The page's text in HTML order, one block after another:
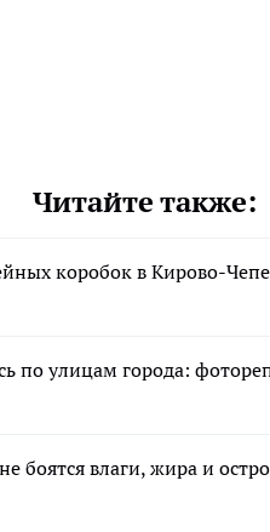
Читайте также:
коробок в Кирово-
по улицам города:
боятся влаги, жира и